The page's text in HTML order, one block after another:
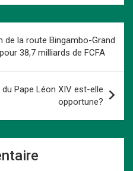
at
s
A
p
p
ke
n
py
Li
n
k
ta
g
er
la route Bingambo-Grand
38,7 milliards de FCFA
Pape Léon XIV est-elle
opportune?